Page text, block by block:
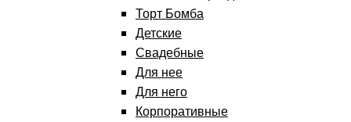
Торт Бомба
Детские
Свадебные
Для нее
Для него
Корпоративные